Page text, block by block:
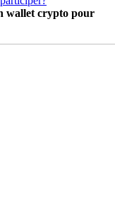
wallet crypto pour